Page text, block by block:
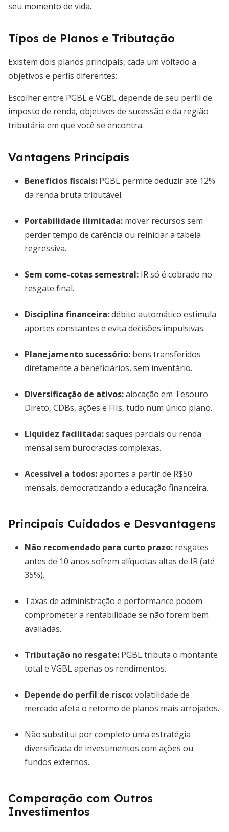
seu momento de vida.
Tipos de Planos e Tributação
Existem dois planos principais, cada um voltado a
objetivos e perfis diferentes:
Escolher entre PGBL e VGBL depende de seu perfil de
imposto de renda, objetivos de sucessão e da região
tributária em que você se encontra.
Vantagens Principais
Benefícios fiscais: PGBL permite deduzir até 12%
da renda bruta tributável.
Portabilidade ilimitada: mover recursos sem
perder tempo de carência ou reiniciar a tabela
regressiva.
Sem come-cotas semestral: IR só é cobrado no
resgate final.
Disciplina financeira:débito automático estimula
aportes constantes e evita decisões impulsivas.
Planejamento sucessório: bens transferidos
diretamente a beneficiários, sem inventário.
Diversificação de ativos:alocação em Tesouro
Direto, CDBs, ações e FIIs, tudo num único plano.
Liquidez facilitada:saques parciais ou renda
mensal sem burocracias complexas.
Acessível a todos:aportes a partir de R$50
mensais, democratizando a educação financeira.
Principais Cuidados e Desvantagens
Não recomendado para curto prazo: resgates
antes de 10 anos sofrem alíquotas altas de IR (até
35%).
Taxas de administração e performance podem
comprometer a rentabilidade se não forem bem
avaliadas.
Tributação no resgate: PGBL tributa o montante
total e VGBL apenas os rendimentos.
Depende do perfil de risco:volatilidade de
mercado afeta o retorno de planos mais arrojados.
Não substitui por completo uma estratégia
diversificada de investimentos com ações ou
fundos externos.
Comparação com Outros
Investimentos